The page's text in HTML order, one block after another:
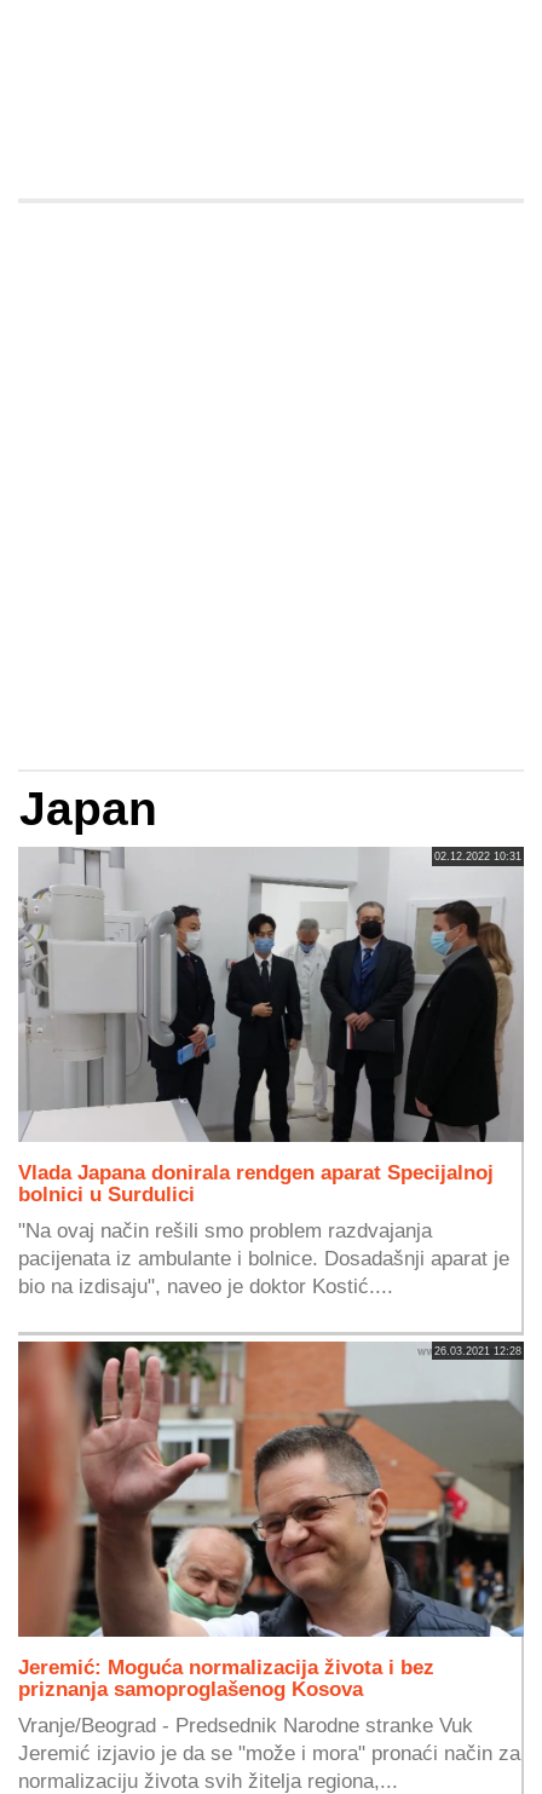
Japan
02.12.2022 10:31
Vlada Japana donirala rendgen aparat Specijalnoj
bolnici u Surdulici
"Na ovaj način rešili smo problem razdvajanja
pacijenata iz ambulante i bolnice. Dosadašnji aparat je
bio na izdisaju", naveo je doktor Kostić....
26.03.2021 12:28
Jeremić: Moguća normalizacija života i bez
priznanja samoproglašenog Kosova
Vranje/Beograd - Predsednik Narodne stranke Vuk
Jeremić izjavio je da se "može i mora" pronaći način za
normalizaciju života svih žitelja regiona,...